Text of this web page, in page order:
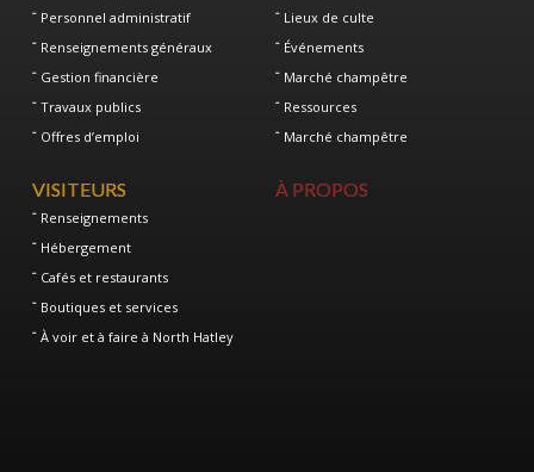
Personnel administratif
Renseignements généraux
Gestion financière
Travaux publics
Offres d’emploi
Lieux de culte
Événements
Marché champêtre
Ressources
Marché champêtre
VISITEURS
Renseignements
Hébergement
Cafés et restaurants
Boutiques et services
À voir et à faire à North Hatley
À PROPOS